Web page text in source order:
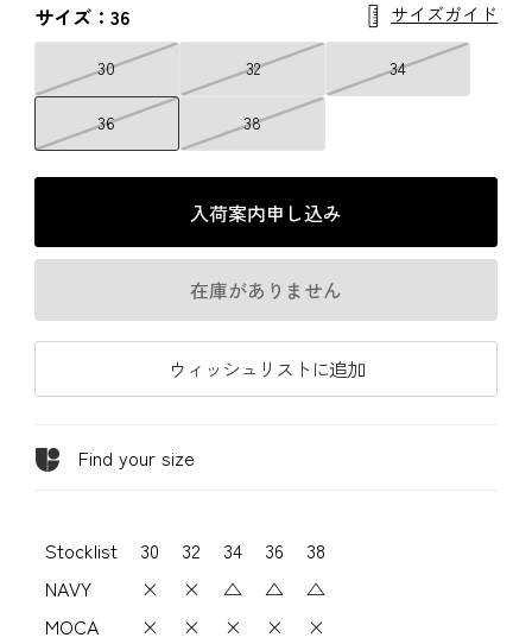
サイズ：36 サイズガイド
30 32 34
36 38
入荷案内申し込み
在庫がありません
ウィッシュリストに追加
Find your size
Stocklist 30 32 34 36
38
NAVY
× × △ △
△
MOCA
× × × × ×